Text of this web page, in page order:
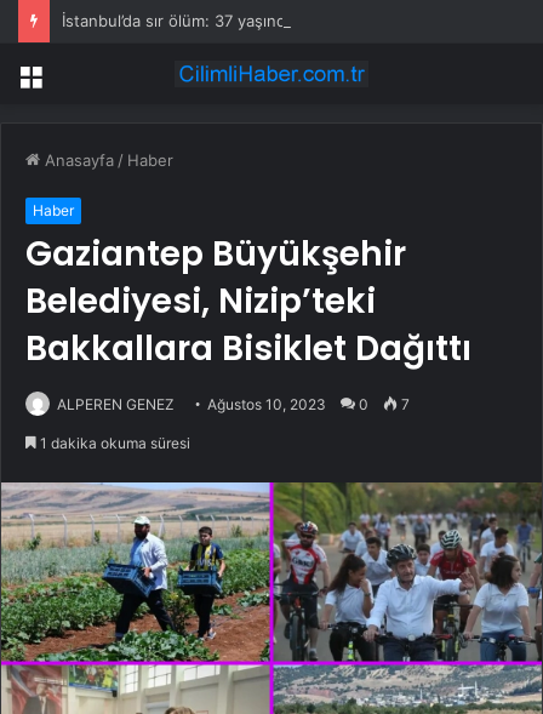
Menü
Anasayfa / Haber
Haber
Gaziantep Büyükşehir
Belediyesi, Nizip’teki
Bakkallara Bisiklet Dağıttı
ALPEREN GENEZ Ağustos 10, 2023 0 7
1 dakika okuma süresi